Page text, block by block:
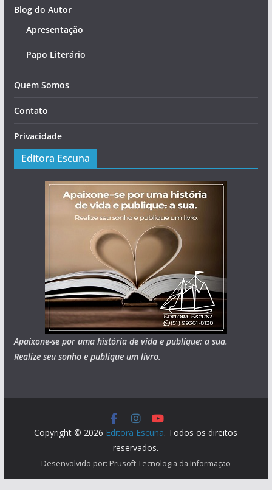
Blog do Autor
Apresentação
Papo Literário
Quem Somos
Contato
Privacidade
Editora Escuna
Apaixone-se por uma história de vida e publique: a sua.
Realize seu sonho e publique um livro.
Copyright © 2026 Editora Escuna. Todos os direitos
reservados.
Desenvolvido por: Prusoft Tecnologia da Informação